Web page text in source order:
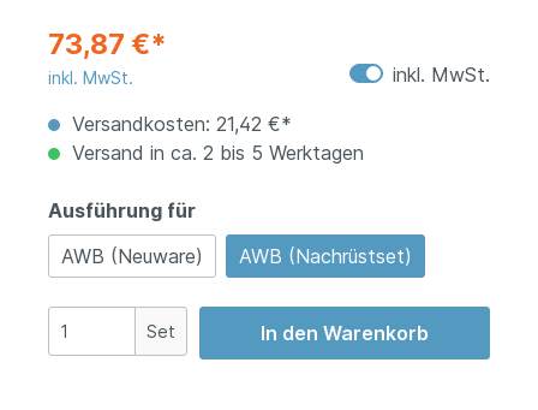
73,87 €*
inkl. MwSt.
inkl. MwSt.
Versandkosten: 21,42 €*
Versand in ca. 2 bis 5 Werktagen
Ausführung für
AWB (Neuware)
AWB (Nachrüstset)
Set In den Warenkorb